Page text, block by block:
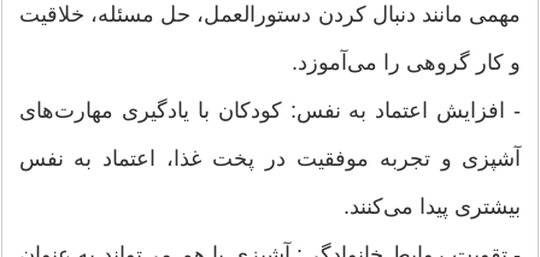
مهمی مانند دنبال کردن دستورالعمل، حل مسئله، خلاقیت
و کار گروهی را می‌آموزد.
- افزایش اعتماد به نفس: کودکان با یادگیری مهارت‌های
آشپزی و تجربه موفقیت در پخت غذا، اعتماد به نفس
بیشتری پیدا می‌کنند.